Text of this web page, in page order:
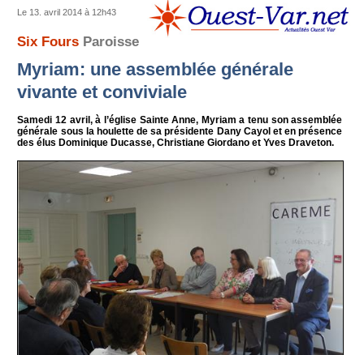
Le 13. avril 2014 à 12h43
Six Fours Paroisse
Myriam: une assemblée générale
vivante et conviviale
Samedi 12 avril, à l’église Sainte Anne, Myriam a tenu son assemblée
générale sous la houlette de sa présidente Dany Cayol et en présence
des élus Dominique Ducasse, Christiane Giordano et Yves Draveton.